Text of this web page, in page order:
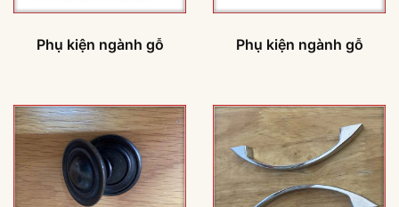
Phụ kiện ngành gỗ Phụ kiện ngành gỗ